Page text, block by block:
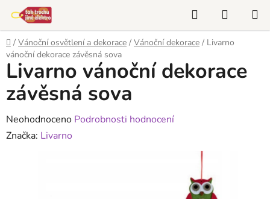
obsah
Hledat
KOŠÍK
Domů
/ Vánoční osvětlení a dekorace / Vánoční dekorace / Livarno
vánoční dekorace závěsná sova
Livarno vánoční dekorace
závěsná sova
Průměrné
hodnocení
Neohodnoceno Podrobnosti hodnocení
Značka: Livarno